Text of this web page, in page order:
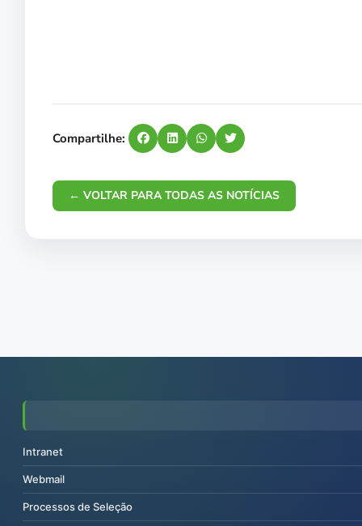
Compartilhe:
← VOLTAR PARA TODAS AS NOTÍCIAS
Intranet
Webmail
Processos de Seleção